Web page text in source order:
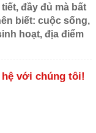
đầy đủ mà bất
biết: cuộc sống,
hoạt, địa điểm
với chúng tôi!